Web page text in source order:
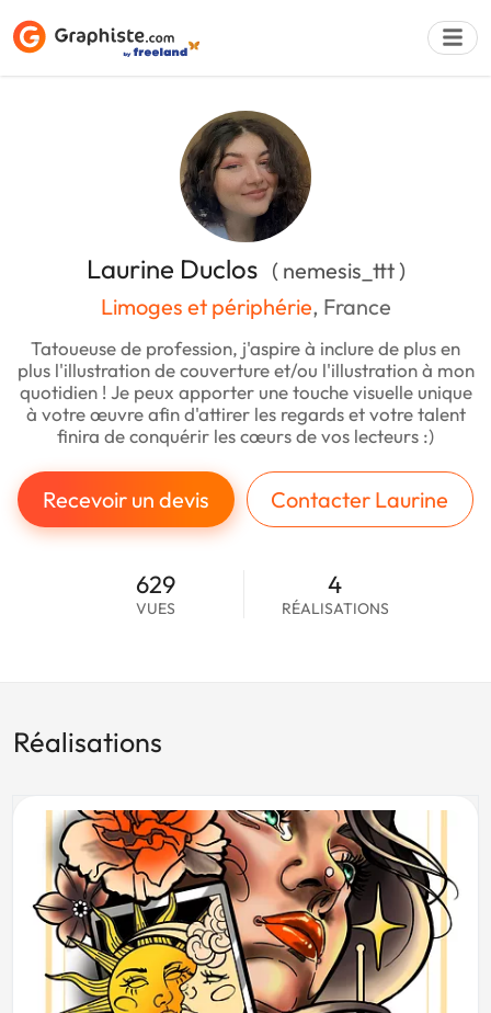
Laurine Duclos ( nemesis_ttt )
Limoges et périphérie, France
Tatoueuse de profession, j'aspire à inclure de plus en
plus l'illustration de couverture et/ou l'illustration à mon
quotidien ! Je peux apporter une touche visuelle unique
à votre œuvre afin d'attirer les regards et votre talent
finira de conquérir les cœurs de vos lecteurs :)
Recevoir un devis Contacter Laurine
629
VUES
4
RÉALISATIONS
Réalisations